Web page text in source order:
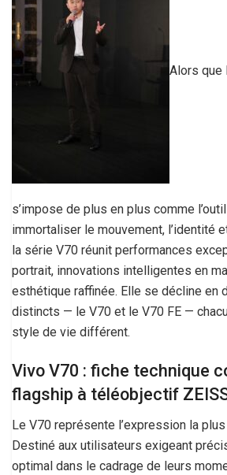
Alors que
s’impose de plus en plus comme
immortaliser le mouvement, l’identité
la série V70 réunit performances
portrait, innovations intelligentes en
esthétique raffinée. Elle se décline en
distincts — le V70 et le V70 FE —
style de vie différent.
Vivo V70 : fiche technique
flagship à téléobjectif
Le V70 représente l’expression la
Destiné aux utilisateurs exigeant
optimal dans le cadrage de leurs